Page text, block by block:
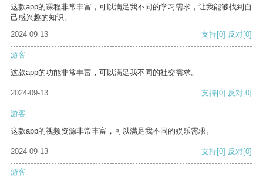
这款app的课程非常丰富，可以满足我不同的学习需求，让我能够找到自
己感兴趣的知识。
2024-09-13
支持[0] 反对[0]
游客
这款app的功能非常丰富，可以满足我不同的社交需求。
2024-09-13 支持[0] 反对[0]
游客
这款app的视频资源非常丰富，可以满足我不同的娱乐需求。
2024-09-13 支持[0] 反对[0]
游客